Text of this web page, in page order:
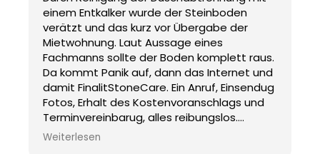
einem Entkalker wurde der Steinboden
verätzt und das kurz vor Übergabe der
Mietwohnung. Laut Aussage eines
Fachmanns sollte der Boden komplett raus.
Da kommt Panik auf, dann das Internet und
damit FinalitStoneCare. Ein Anruf, Einsendug
Fotos, Erhalt des Kostenvoranschlags und
Terminvereinbarug, alles reibungslos.
Herr Mehlau war pünktlich vor Ort, sehr
Weiterlesen